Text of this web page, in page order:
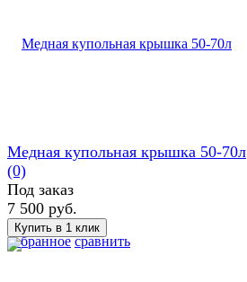
избранное сравнить
Медная купольная крышка 50-70л
(0)
Под заказ
7 500 руб.